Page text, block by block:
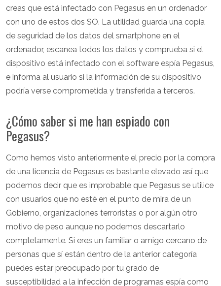
creas que está infectado con Pegasus en un ordenador
con uno de estos dos SO. La utilidad guarda una copia
de seguridad de los datos del smartphone en el
ordenador, escanea todos los datos y comprueba si el
dispositivo está infectado con el software espía Pegasus,
e informa al usuario si la información de su dispositivo
podría verse comprometida y transferida a terceros.
¿Cómo saber si me han espiado con
Pegasus?
Como hemos visto anteriormente el precio por la compra
de una licencia de Pegasus es bastante elevado así que
podemos decir que es improbable que Pegasus se utilice
con usuarios que no esté en el punto de mira de un
Gobierno, organizaciones terroristas o por algún otro
motivo de peso aunque no podemos descartarlo
completamente. Si eres un familiar o amigo cercano de
personas que sí están dentro de la anterior categoría
puedes estar preocupado por tu grado de
susceptibilidad a la infección de programas espía como